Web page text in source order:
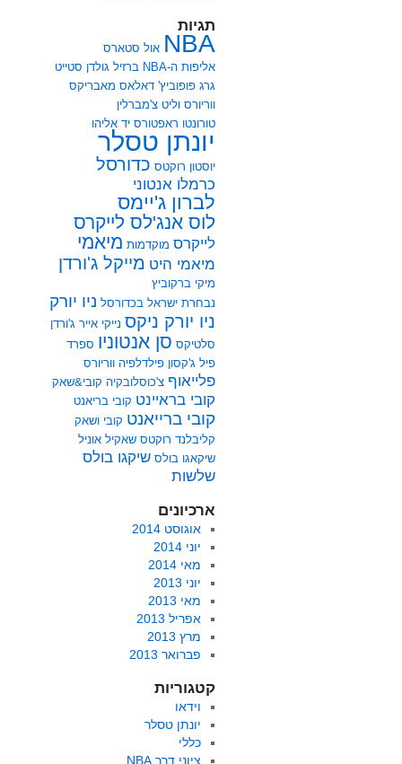
תגיות
NBA אול סטארס
אליפות ה-NBA
ברזיל גולדן סטייט
גרג פופוביץ' דאלאס מאבריקס
ווריורס וליט צ'מברלין
טורונטו ראפטורס יד אליהו
יונתן טסלר
יוסטון רוקטס כדורסל
כרמלו אנטוני
לברון ג'יימס
לוס אנג'לס לייקרס
לייקרס מוקדמות מיאמי
מיאמי היט מייקל ג'ורדן
מיקי ברקוביץ
נבחרת ישראל בכדורסל ניו יורק
ניו יורק ניקס נייקי אייר ג'ורדן
סלטיקס סן אנטוניו ספרד
פיל ג'קסון פילדלפיה ווריורס
פלייאוף צ'כוסלובקיה קובי&שאק
קובי בראיינט קובי בריאנט
קובי ברייאנט קובי ושאק
קליבלנד רוקטס שאקיל אוניל
שיקאגו בולס שיקגו בולס
שלשות
ארכיונים
אוגוסט 2014
יוני 2014
מאי 2014
יוני 2013
מאי 2013
אפריל 2013
מרץ 2013
פברואר 2013
קטגוריות
וידאו
יונתן טסלר
כללי
ציוני דרך NBA